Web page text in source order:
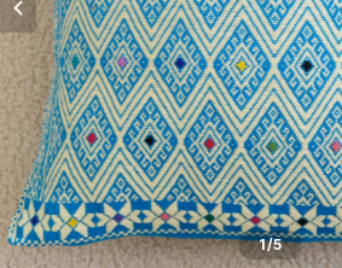
1/5